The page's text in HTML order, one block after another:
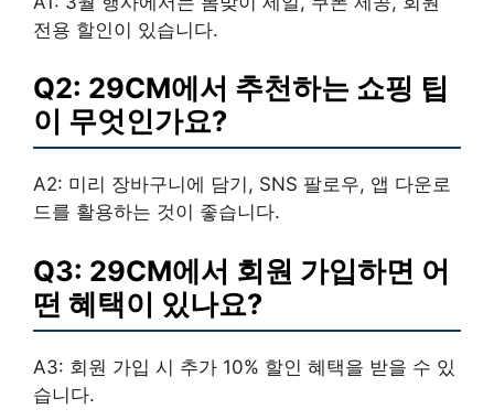
전용 할인이 있습니다.
Q2: 29CM에서 추천하는 쇼핑 팁
이 무엇인가요?
A2: 미리 장바구니에 담기, SNS 팔로우, 앱 다운로
드를 활용하는 것이 좋습니다.
Q3: 29CM에서 회원 가입하면 어
떤 혜택이 있나요?
A3: 회원 가입 시 추가 10% 할인 혜택을 받을 수 있
습니다.